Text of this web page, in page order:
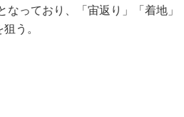
っており、「宙返り」「着地」
う。